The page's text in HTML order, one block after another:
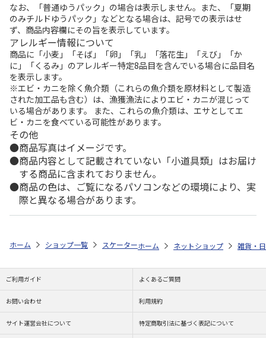
なお、「普通ゆうパック」の場合は表示しません。また、「夏期
のみチルドゆうパック」などとなる場合は、記号での表示はせ
ず、商品内容欄にその旨を表示しています。
アレルギー情報について
商品に「小麦」「そば」「卵」「乳」「落花生」「えび」「か
に」「くるみ」のアレルギー特定8品目を含んでいる場合に品目名
を表示します。
※エビ・カニを除く魚介類（これらの魚介類を原材料として製造
された加工品も含む）は、漁獲漁法によりエビ・カニが混じって
いる場合があります。 また、これらの魚介類は、エサとしてエ
ビ・カニを食べている可能性があります。
その他
商品写真はイメージです。
商品内容として記載されていない「小道具類」はお届け
する商品に含まれておりません。
商品の色は、ご覧になるパソコンなどの環境により、実
際と異なる場合があります。
ホーム ショップ一覧 スケーター スクリューハンドル付マグボトル
ホーム ネットショップ 雑貨・
ご利用ガイド よくあるご質問
お問い合わせ 利用規約
サイト運営会社について 特定商取引法に基づく表記について